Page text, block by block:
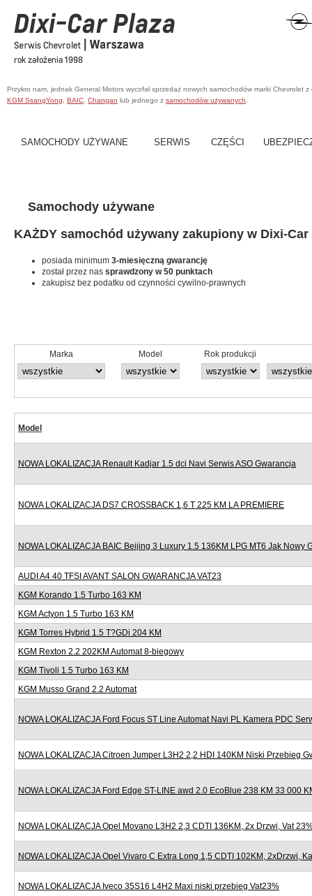
Przykro nam, jednak General Motors wycofał sprzedaż nowych samochodów marki Chevrolet
KGM SsangYong
BAIC Changan lub jednego z samochodów używanych
SAMOCHODY UŻYWANE SERWIS CZĘŚCI
Samochody używane
KAŻDY samochód używany zakupiony w Dixi-Car
posiada minimum 3-miesięczną gwarancję
został przez nas sprawdzony w 50 punktach
zakupisz bez podatku od czynności cywilno-prawnych
Marka Model Rok produkcji
Model
NOWA LOKALIZACJA Renault Kadjar 1.5 dci Navi Serwis ASO Gwarancja
NOWA LOKALIZACJA DS7 CROSSBACK 1,6 T 225 KM LA PREMIERE
NOWA LOKALIZACJA BAIC Beijing 3 Luxury 1.5 136KM LPG MT6 Jak Nowy
AUDI A4 40 TFSI AVANT SALON GWARANCJA VAT23
KGM Korando 1.5 Turbo 163 KM
KGM Actyon 1.5 Turbo 163 KM
KGM Torres Hybrid 1.5 T?GDi 204 KM
KGM Rexton 2.2 202KM Automat 8-biegowy
KGM Tivoli 1.5 Turbo 163 KM
KGM Musso Grand 2.2 Automat
NOWA LOKALIZACJA Ford Focus ST Line Automat Navi PL Kamera PDC
NOWA LOKALIZACJA Citroen Jumper L3H2 2,2 HDI 140KM Niski Przebieg
NOWA LOKALIZACJA Ford Edge ST-LINE awd 2.0 EcoBlue 238 KM 33 000
NOWA LOKALIZACJA Opel Movano L3H2 2,3 CDTI 136KM, 2x Drzwi, Vat
NOWA LOKALIZACJA Opel Vivaro C Extra Long 1,5 CDTI 102KM, 2xDrzwi,
NOWA LOKALIZACJA Iveco 35S16 L4H2 Maxi niski przebieg Vat23%